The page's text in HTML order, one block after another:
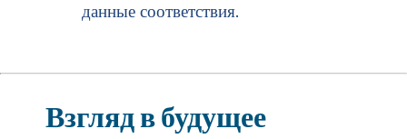
данные соответствия.
Взгляд в будущее